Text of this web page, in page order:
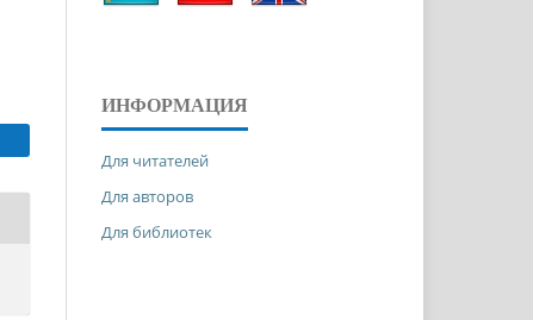
ИНФОРМАЦИЯ
Для читателей
Для авторов
Для библиотек